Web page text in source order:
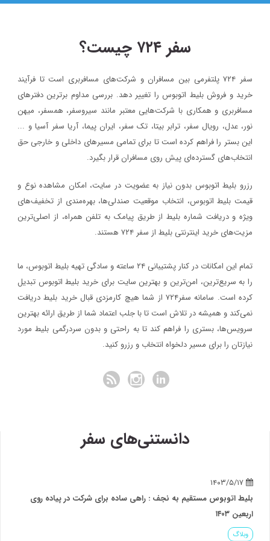
سفر ۷۲۴ چیست؟
سفر ۷۲۴ پلتفرمی بین مسافران و شرکت‌های مسافربری است تا فرآیند
خرید و فروش بلیط اتوبوس را تغییر دهد. بررسی مداوم برترین دفترهای
مسافربری و همکاری با شرکت‌هایی معتبر مانند سیروسفر، همسفر، میهن‌
نور، عدل، رویال سفر، ترابر بیتا، تک سفر، ایران پیما، آریا سفر آسیا و ...
این بستر را فراهم کرده است تا برای تمامی مسیرهای داخلی و خارجی حق
انتخاب‌های گسترده‌ای پیش روی مسافران قرار بگیرد.
رزرو بلیط اتوبوس بدون نیاز به عضویت در سایت، امکان مشاهده نوع و
قیمت بلیط اتوبوس، انتخاب موقعیت صندلی‌ها، بهره‌مندی از تخفیف‌های
ویژه و دریافت شماره‌ بلیط از طریق پیامک به تلفن همراه، از اصلی‌ترین
مزیت‌های خرید اینترنتی بلیط از سفر ۷۲۴ هستند.
تمام این امکانات در کنار پشتیبانی‌ ۲۴ ساعته و سادگی تهیه بلیط اتوبوس، ما
را به سریع‌ترین، امن‌ترین و بهترین سایت برای خرید بلیط اتوبوس تبدیل
کرده است. سامانه سفر۷۲۴ از شما هیچ کارمزدی قبال خرید بلیط دریافت
نمی‌کند و همیشه در تلاش است تا با جلب اعتماد شما از طریق ارائه بهترین
سرویس‌ها، بستری را فراهم کند تا به راحتی و بدون سردرگمی بلیط مورد
نیازتان را برای مسیر دلخواه انتخاب و رزرو کنید.
دانستنی‌های سفر
بلیط اتوبوس مستقیم به نجف : راهی ساده برای شرکت در پیاده روی
اربعین ۱۴۰۳
وبلاگ